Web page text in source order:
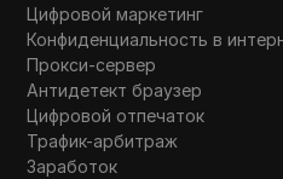
Цифровой маркетинг
Конфиденциальность в
Прокси-сервер
Антидетект браузер
Цифровой отпечаток
Трафик-арбитраж
Заработок